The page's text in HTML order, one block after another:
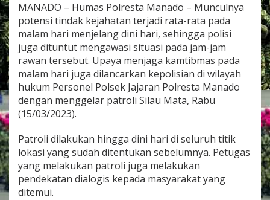
a
l
a
m
S
a
m
p
i
n
i
a
r
MANADO – Humas Polresta Manado – Munculnya
potensi tindak kejahatan terjadi rata-rata pada
malam hari menjelang dini hari, sehingga polisi
juga dituntut mengawasi situasi pada jam-jam
rawan tersebut. Upaya menjaga kamtibmas pada
malam hari juga dilancarkan kepolisian di wilayah
hukum Personel Polsek Jajaran Polresta Manado
dengan menggelar patroli Silau Mata, Rabu
(15/03/2023).
Patroli dilakukan hingga dini hari di seluruh titik
lokasi yang sudah ditentukan sebelumnya. Petugas
yang melakukan patroli juga melakukan
pendekatan dialogis kepada masyarakat yang
ditemui.